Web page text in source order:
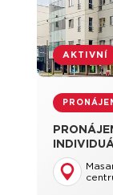
AKTIVNÍ
UL -